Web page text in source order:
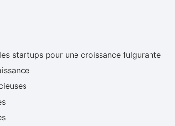
startups pour une croissance fulgurante